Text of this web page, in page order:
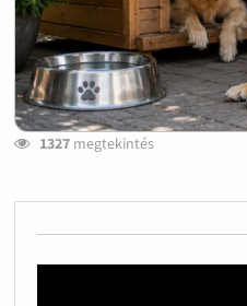
1327megtekintés